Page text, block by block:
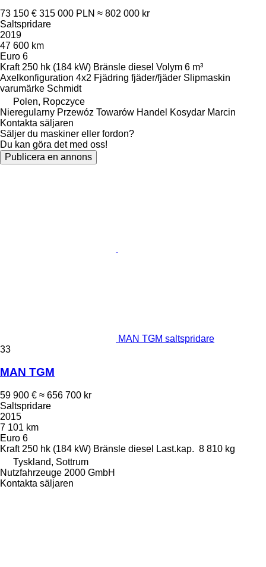
73 150 € 315 000 PLN ≈ 802 000 kr
Saltspridare
2019
47 600 km
Euro 6
Kraft 250 hk (184 kW) Bränsle diesel Volym 6 m³
Axelkonfiguration 4x2 Fjädring fjäder/fjäder Slipmaskin
varumärke Schmidt
Polen, Ropczyce
Nieregularny Przewóz Towarów Handel Kosydar Marcin
Kontakta säljaren
Säljer du maskiner eller fordon?
Du kan göra det med oss!
Publicera en annons
MAN TGM saltspridare
33
MAN TGM
59 900 € ≈ 656 700 kr
Saltspridare
2015
7 101 km
Euro 6
Kraft 250 hk (184 kW) Bränsle diesel Last.kap. 8 810 kg
Tyskland, Sottrum
Nutzfahrzeuge 2000 GmbH
Kontakta säljaren